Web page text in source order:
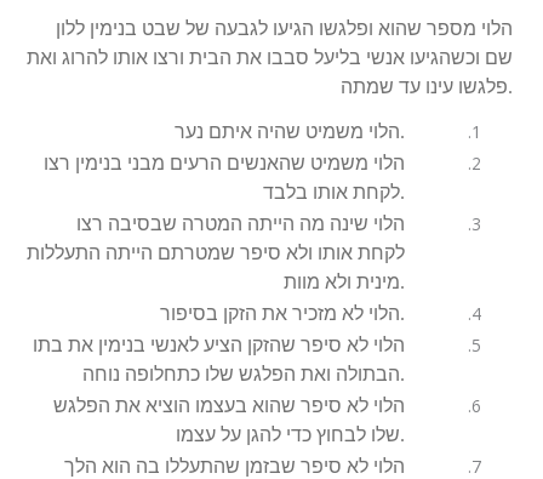
הלוי מספר שהוא ופלגשו הגיעו לגבעה של שבט בנימין ללון
שם וכשהגיעו אנשי בליעל סבבו את הבית ורצו אותו להרוג ואת
פלגשו עינו עד שמתה.
הלוי משמיט שהיה איתם נער.
הלוי משמיט שהאנשים הרעים מבני בנימין רצו
לקחת אותו בלבד.
הלוי שינה מה הייתה המטרה שבסיבה רצו
לקחת אותו ולא סיפר שמטרתם הייתה התעללות
מינית ולא מוות.
הלוי לא מזכיר את הזקן בסיפור.
הלוי לא סיפר שהזקן הציע לאנשי בנימין את בתו
הבתולה ואת הפלגש שלו כתחלופה נוחה.
הלוי לא סיפר שהוא בעצמו הוציא את הפלגש
שלו לבחוץ כדי להגן על עצמו.
הלוי לא סיפר שבזמן שהתעללו בה הוא הלך